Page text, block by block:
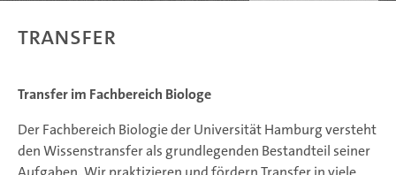
Transfer
Transfer im Fachbereich Biologe
Der Fachbereich Biologie der Universität Hamburg versteht
den Wissenstransfer als grundlegenden Bestandteil seiner